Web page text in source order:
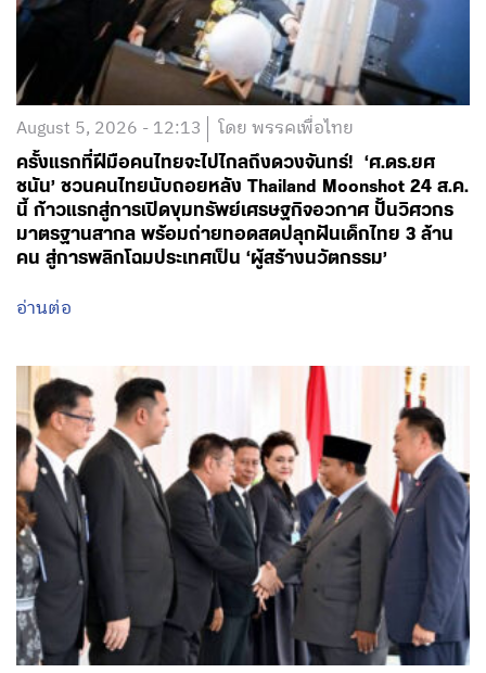
August 5, 2026 - 12:13 โดย พรรคเพื่อไทย
ครั้งแรกที่ฝีมือคนไทยจะไปไกลถึงดวงจันทร์! ‘ศ.ดร.ยศ
ชนัน’ ชวนคนไทยนับถอยหลัง Thailand Moonshot 24 ส.ค.
นี้ ก้าวแรกสู่การเปิดขุมทรัพย์เศรษฐกิจอวกาศ ปั้นวิศวกร
มาตรฐานสากล พร้อมถ่ายทอดสดปลุกฝันเด็กไทย 3 ล้าน
คน สู่การพลิกโฉมประเทศเป็น ‘ผู้สร้างนวัตกรรม’
อ่านต่อ